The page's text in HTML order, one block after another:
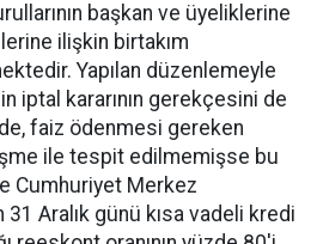
başkan ve üyeliklerine
ilişkin birtakım
Yapılan düzenlemeyle
iptal kararının gerekçesini de
faiz ödenmesi gereken
ile tespit edilmemişse bu
Cumhuriyet Merkez
31 Aralık günü kısa vadeli kredi